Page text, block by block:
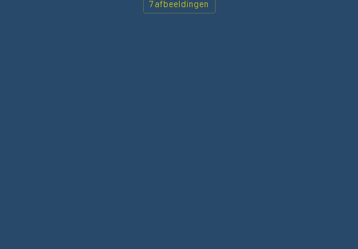
7 afbeeldingen